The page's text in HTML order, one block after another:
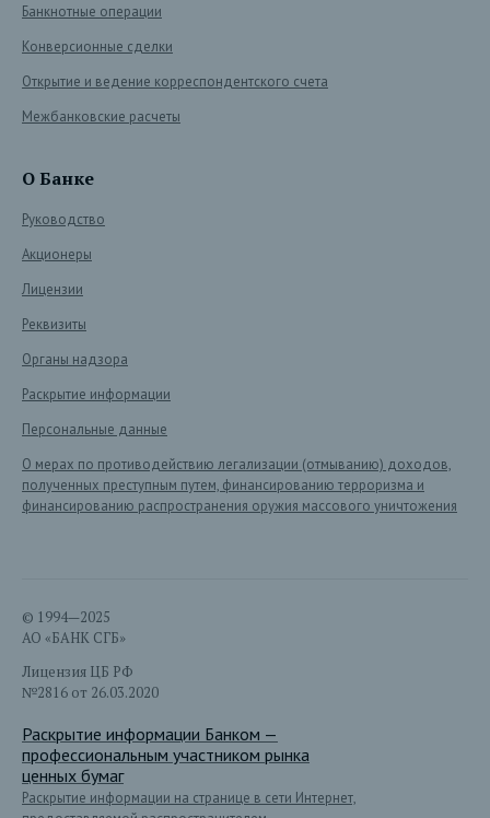
Банкнотные операции
Конверсионные сделки
Открытие и ведение корреспондентского счета
Межбанковские расчеты
О Банке
Руководство
Акционеры
Лицензии
Реквизиты
Органы надзора
Раскрытие информации
Персональные данные
О мерах по противодействию легализации (отмыванию) доходов,
полученных преступным путем, финансированию терроризма и
финансированию распространения оружия массового уничтожения
© 1994—2025
АО «БАНК СГБ»
Лицензия ЦБ РФ
№2816 от 26.03.2020
Раскрытие информации Банком —
профессиональным участником рынка
ценных бумаг
Раскрытие информации на странице в сети Интернет,